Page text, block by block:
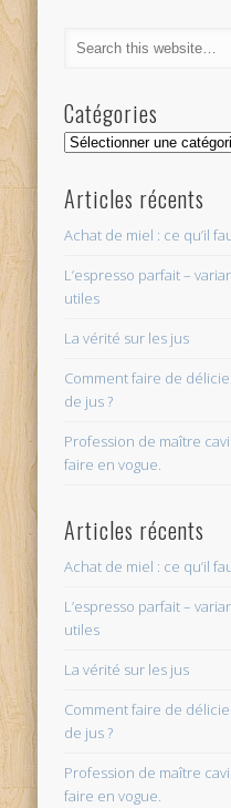
Catégories
Catégories
Articles récents
Achat de miel : ce qu’il
L’espresso parfait –
utiles
La vérité sur les jus
Comment faire de
de jus ?
Profession de maître
faire en vogue.
Articles récents
Achat de miel : ce qu’il
L’espresso parfait –
utiles
La vérité sur les jus
Comment faire de
de jus ?
Profession de maître
faire en vogue.